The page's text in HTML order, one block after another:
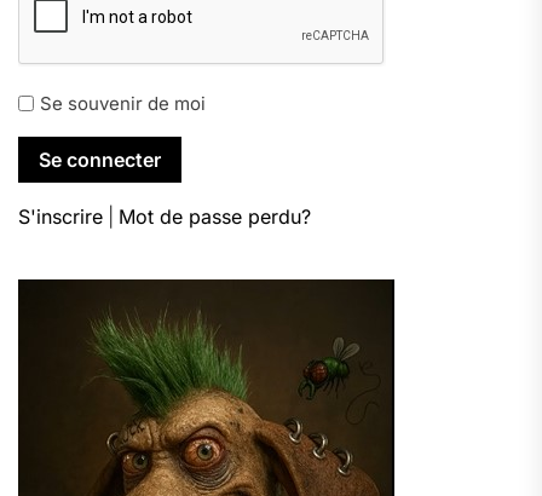
Se souvenir de moi
S'inscrire Mot de passe perdu?